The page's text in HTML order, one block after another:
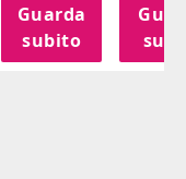
Guarda
subito